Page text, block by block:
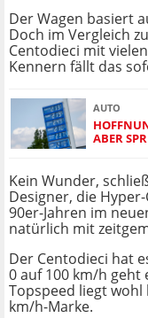
Der Wagen basiert
Doch im Vergleich
Centodieci mit
Kennern fällt das
AUTO
ABER
Kein Wunder,
Designer, die
90er-Jahren im
natürlich mit
Der Centodieci hat
0 auf 100 km/h geht
Topspeed liegt
km/h-Marke.